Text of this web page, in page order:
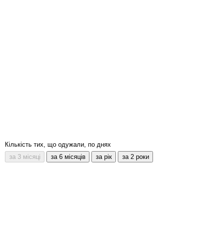
Кількість тих, що одужали, по днях